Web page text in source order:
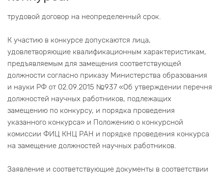
трудовой договор на неопределенный срок.
К участию в конкурсе допускаются лица,
удовлетворяющие квалификационным характеристикам,
предъявляемым для замещения соответствующей
должности согласно приказу Министерства образования
и науки РФ от 02.09.2015 №937 «Об утверждении перечня
должностей научных работников, подлежащих
замещению по конкурсу, и порядка проведения
указанного конкурса» и Положению о конкурсной
комиссии ФИЦ КНЦ РАН и порядке проведения конкурса
на замещение должностей научных работников.
Заявление и соответствующие документы в соответствии